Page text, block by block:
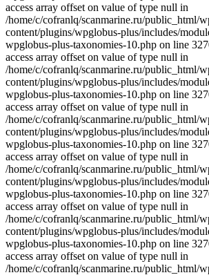
access array offset on value of type null in
/home/c/cofranlq/scanmarine.ru/public_html/
content/plugins/wpglobus-plus/includes/
wpglobus-plus-taxonomies-10.php on line
access array offset on value of type null in
/home/c/cofranlq/scanmarine.ru/public_html/
content/plugins/wpglobus-plus/includes/
wpglobus-plus-taxonomies-10.php on line
access array offset on value of type null in
/home/c/cofranlq/scanmarine.ru/public_html/
content/plugins/wpglobus-plus/includes/
wpglobus-plus-taxonomies-10.php on line
access array offset on value of type null in
/home/c/cofranlq/scanmarine.ru/public_html/
content/plugins/wpglobus-plus/includes/
wpglobus-plus-taxonomies-10.php on line
access array offset on value of type null in
/home/c/cofranlq/scanmarine.ru/public_html/
content/plugins/wpglobus-plus/includes/
wpglobus-plus-taxonomies-10.php on line
access array offset on value of type null in
/home/c/cofranlq/scanmarine.ru/public_html/